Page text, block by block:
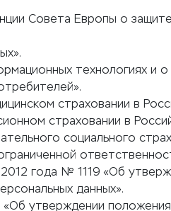
Совета Европы о защите
технологиях и о
страховании в
страховании в
социального
года № 1119 «Об
данных».
утверждении